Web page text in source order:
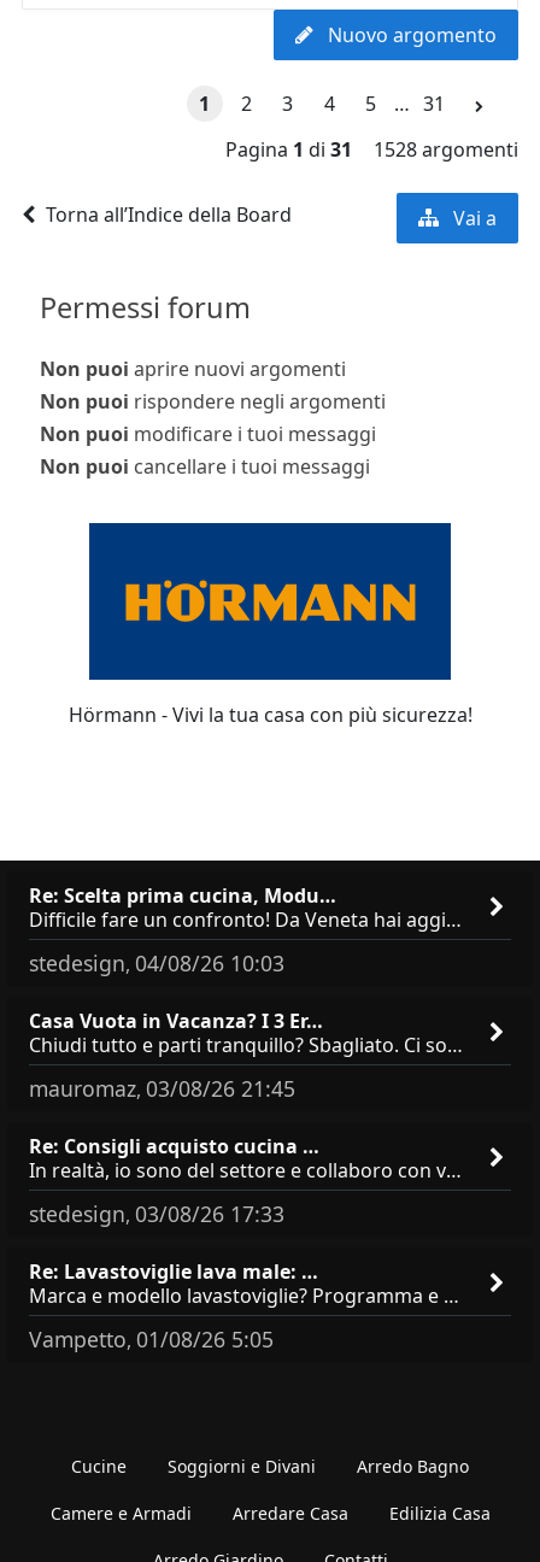
Nuovo argomento
1 2 3 4 5 … 31
Pagina 1 di 31 1528 argomenti
Torna all’Indice della Board Vai a
Permessi forum
Non puoi aprire nuovi argomenti
Non puoi rispondere negli argomenti
Non puoi modificare i tuoi messaggi
Non puoi cancellare i tuoi messaggi
Hörmann - Vivi la tua casa con più sicurezza!
Re: Scelta prima cucina, Modu…
Difficile fare un confronto! Da Veneta hai aggiunto i pensili a tutta altezza e una colonna dispensa da 30, che da soli
stedesign, 04/08/26 10:03
Casa Vuota in Vacanza? I 3 Er…
Chiudi tutto e parti tranquillo? Sbagliato. Ci sono 3 comportamenti che dicono ai ladri &quot;sono via per due settimane
mauromaz, 03/08/26 21:45
Re: Consigli acquisto cucina …
In realtà, io sono del settore e collaboro con vari negozi, ti possono dire che sono tutti brand abbastanza simili come
stedesign, 03/08/26 17:33
Re: Lavastoviglie lava male: …
Marca e modello lavastoviglie? Programma e Deterisvo utilizzato ? Decalcificatore è regolato in in base alla durezza
Vampetto, 01/08/26 5:05
Cucine Soggiorni e Divani Arredo Bagno
Camere e Armadi Arredare Casa Edilizia Casa